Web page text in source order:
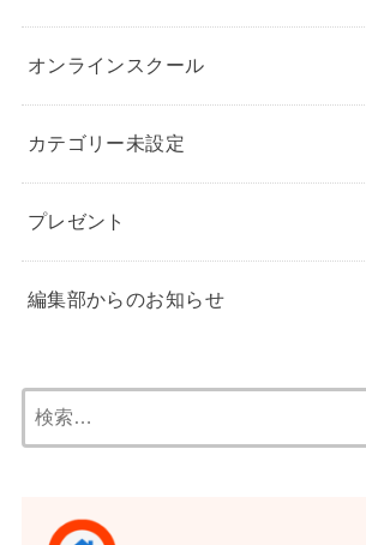
オンラインスクール
カテゴリー未設定
プレゼント
編集部からのお知らせ
索: